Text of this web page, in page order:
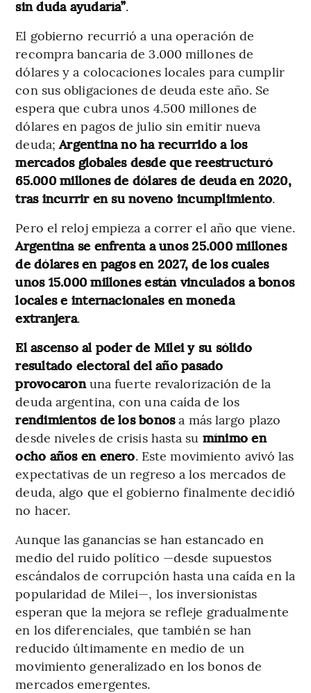
sin duda ayudaría”.
El gobierno recurrió a una operación de
recompra bancaria de 3.000 millones de
dólares y a colocaciones locales para cumplir
con sus obligaciones de deuda este año. Se
espera que cubra unos 4.500 millones de
dólares en pagos de julio sin emitir nueva
deuda;Argentina no ha recurrido a los
mercados globales desde que reestructuró
65.000 millones de dólares de deuda en 2020,
tras incurrir en su noveno incumplimiento.
Pero el reloj empieza a correr el año que viene.
Argentina se enfrenta a unos 25.000 millones
de dólares en pagos en 2027, de los cuales
unos 15.000 millones están vinculados a bonos
locales e internacionales en moneda
extranjera.
El ascenso al poder de Milei y su sólido
resultado electoral del año pasado
provocaronuna fuerte revalorización de la
deuda argentina, con una caída de los
rendimientos de los bonosa más largo plazo
desde niveles de crisis hasta su mínimo en
ocho años en enero. Este movimiento avivó las
expectativas de un regreso a los mercados de
deuda, algo que el gobierno finalmente decidió
no hacer.
Aunque las ganancias se han estancado en
medio del ruido político —desde supuestos
escándalos de corrupción hasta una caída en la
popularidad de Milei—, los inversionistas
esperan que la mejora se refleje gradualmente
en los diferenciales, que también se han
reducido últimamente en medio de un
movimiento generalizado en los bonos de
mercados emergentes.